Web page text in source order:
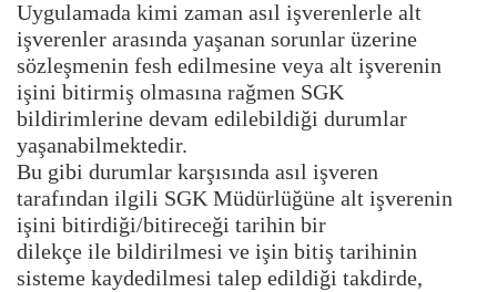
Uygulamada kimi zaman asıl işverenlerle alt
işverenler arasında yaşanan sorunlar üzerine
sözleşmenin fesh edilmesine veya alt işverenin
işini bitirmiş olmasına rağmen SGK
bildirimlerine devam edilebildiği durumlar
yaşanabilmektedir.
Bu gibi durumlar karşısında asıl işveren
tarafından ilgili SGK Müdürlüğüne alt işverenin
işini bitirdiği/bitireceği tarihin bir
dilekçe ile bildirilmesi ve işin bitiş tarihinin
sisteme kaydedilmesi talep edildiği takdirde,